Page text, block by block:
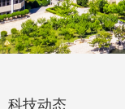
科技动态